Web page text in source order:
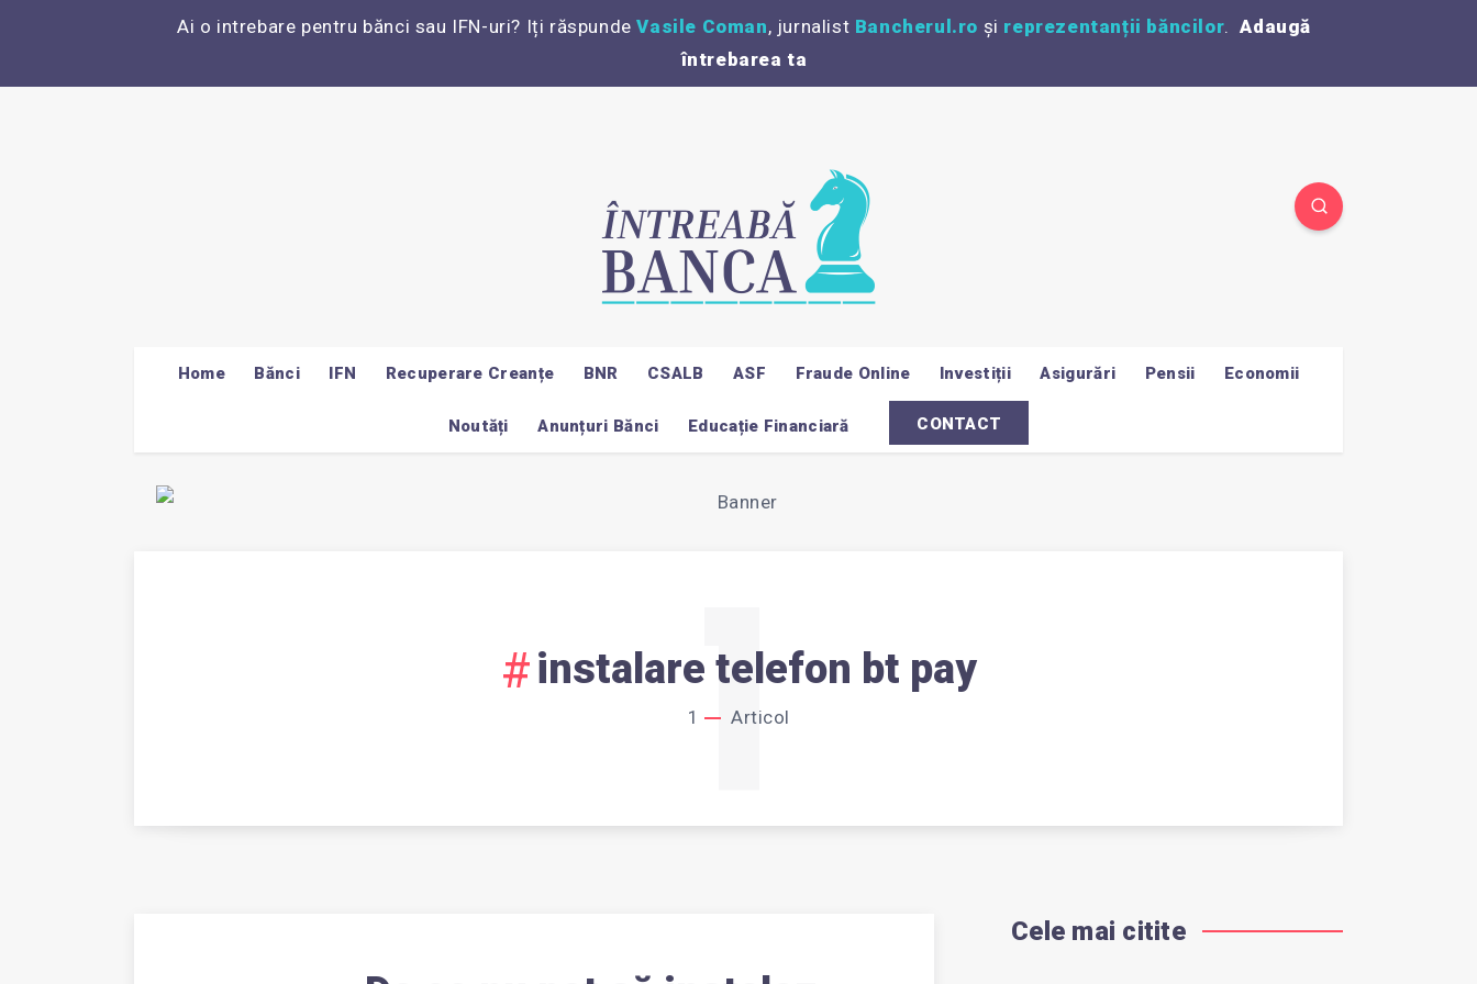
Ai o intrebare pentru bănci sau IFN-uri? Iți răspundeVasile Coman, jurnalist Bancherul.ro și reprezentanții băncilor. Adaugă
întrebarea ta
Home Bănci IFN Recuperare Creanțe BNR CSALB ASF Fraude Online Investiții Asigurări Pensii Economii
Noutăți Anunțuri Bănci Educație Financiară CONTACT
instalare telefon bt pay
1 Articol
1
Cele mai citite